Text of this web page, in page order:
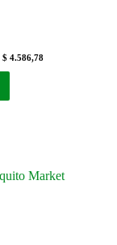
$ 4.586,78